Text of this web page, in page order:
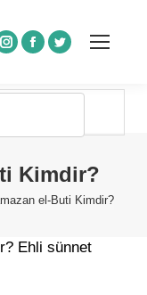
Instagram
Facebook
Twitter
Kimdir?
el-Buti Kimdir?
Ehli sünnet